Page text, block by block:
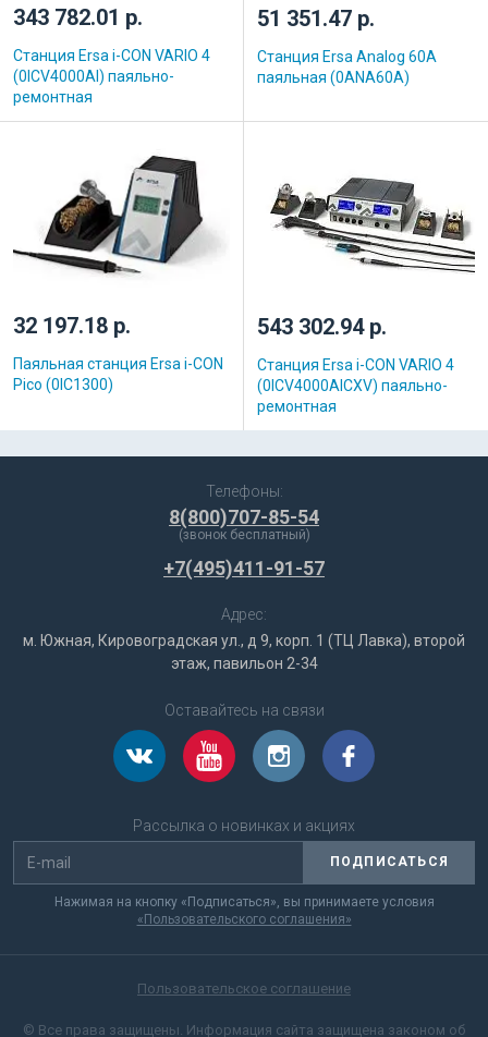
343 782.01 р.
Станция Ersa i-CON VARIO 4
(0ICV4000AI) паяльно-
ремонтная
51 351.47 р.
Станция Ersa Analog 60A
паяльная (0ANA60A)
32 197.18 р.
Паяльная станция Ersa i-CON
Pico (0IC1300)
543 302.94 р.
Станция Ersa i-CON VARIO 4
(0ICV4000AICXV) паяльно-
ремонтная
Телефоны:
8(800)707-85-54
(звонок бесплатный)
+7(495)411-91-57
Адрес:
м. Южная, Кировоградская ул., д 9, корп. 1 (ТЦ Лавка), второй
этаж, павильон 2-34
Оставайтесь на связи
Рассылка о новинках и акциях
ПОДПИСАТЬСЯ
Нажимая на кнопку «Подписаться», вы принимаете условия
«Пользовательского соглашения»
Пользовательское соглашение
© Все права защищены. Информация сайта защищена законом об